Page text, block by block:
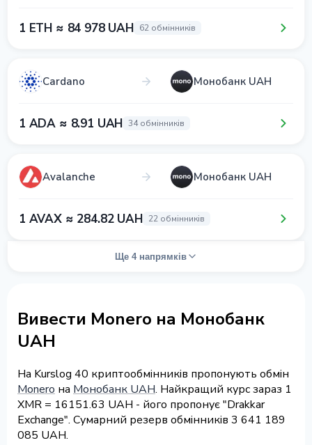
1 ETH ≈ 84 978 UAH 62 обмінників
Cardano Монобанк UAH
1 ADA ≈ 8.91 UAH 34 обмінників
Avalanche Монобанк UAH
1 AVAX ≈ 284.82 UAH 22 обмінників
Ще 4 напрямків
Вивести Monero на Монобанк
UAH
На Kurslog 40 криптообмінників пропонують обмін
Monero на Монобанк UAH. Найкращий курс зараз 1
XMR = 16151.63 UAH - його пропонує "Drakkar
Exchange". Сумарний резерв обмінників 3 641 189
085 UAH.